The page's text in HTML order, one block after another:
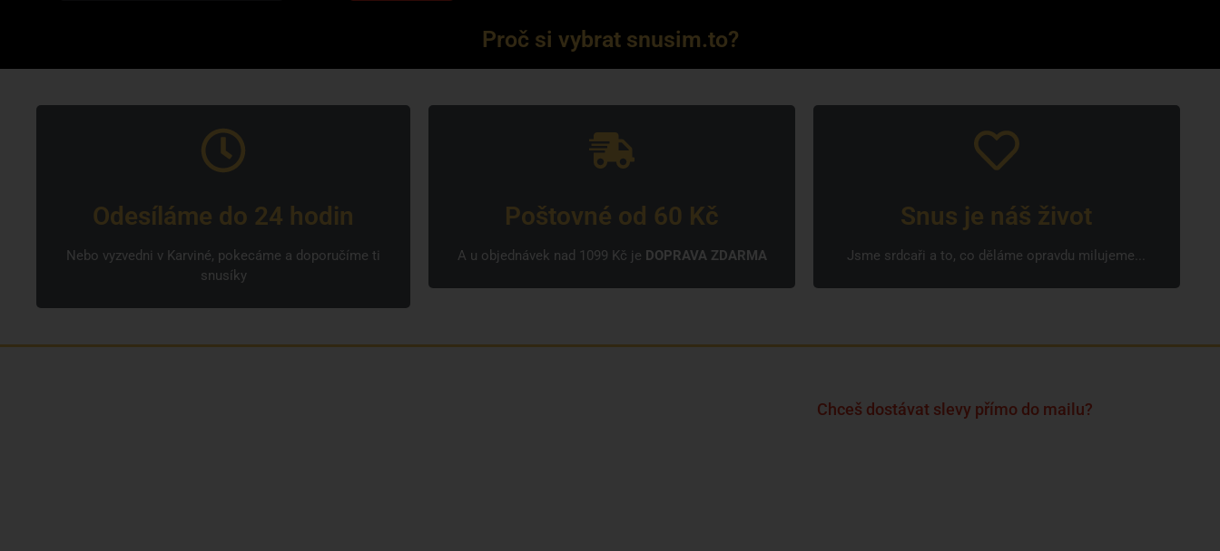
Proč si vybrat snusim.to?
Odesíláme do 24 hodin
Nebo vyzvedni v Karviné, pokecáme a doporučíme ti
snusíky
Poštovné od 60 Kč
A u objednávek nad 1099 Kč je DOPRAVA ZDARMA
Snus je náš život
Jsme srdcaři a to, co děláme opravdu milujeme...
Chceš dostávat slevy přímo do mailu?